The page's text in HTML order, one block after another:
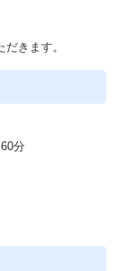
きます。
分